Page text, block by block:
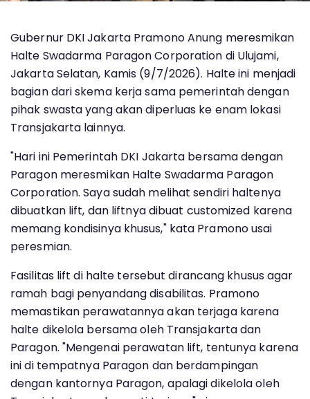
Gubernur DKI Jakarta Pramono Anung meresmikan
Halte Swadarma Paragon Corporation di Ulujami,
Jakarta Selatan, Kamis (9/7/2026). Halte ini menjadi
bagian dari skema kerja sama pemerintah dengan
pihak swasta yang akan diperluas ke enam lokasi
Transjakarta lainnya.
"Hari ini Pemerintah DKI Jakarta bersama dengan
Paragon meresmikan Halte Swadarma Paragon
Corporation. Saya sudah melihat sendiri haltenya
dibuatkan lift, dan liftnya dibuat customized karena
memang kondisinya khusus," kata Pramono usai
peresmian.
Fasilitas lift di halte tersebut dirancang khusus agar
ramah bagi penyandang disabilitas. Pramono
memastikan perawatannya akan terjaga karena
halte dikelola bersama oleh Transjakarta dan
Paragon. "Mengenai perawatan lift, tentunya karena
ini di tempatnya Paragon dan berdampingan
dengan kantornya Paragon, apalagi dikelola oleh